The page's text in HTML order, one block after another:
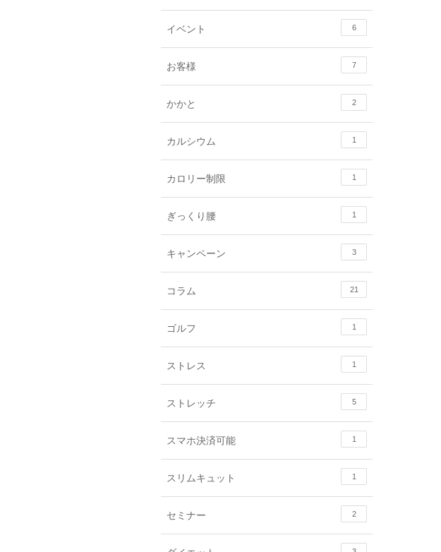
イベント 6
お客様 7
かかと 2
カルシウム 1
カロリー制限 1
ぎっくり腰 1
キャンペーン 3
コラム 21
ゴルフ 1
ストレス 1
ストレッチ 5
スマホ決済可能 1
スリムキュット 1
セミナー 2